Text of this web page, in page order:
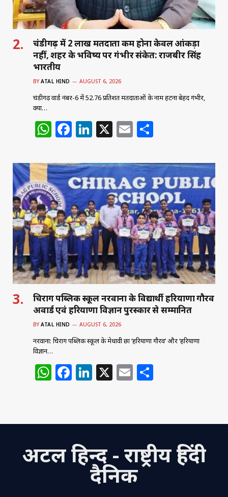
चंडीगढ़ में 2 लाख मतदाता कम होना केवल आंकड़ा
नहीं, शहर के भविष्य पर गंभीर संकेत: राजबीर सिंह
भारतीय
BY ATAL HIND AUGUST 6, 2026
चंडीगढ़ वार्ड नंबर-6 में 52.76 प्रतिशत मतदाताओं के नाम हटना बेहद गंभीर,
क्या…
W
at
s
A
p
p
F
c
e
b
o
o
k
Li
k
e
dI
n
X E
ai
l
ar
e
चिराग पब्लिक स्कूल नरवाना के विद्यार्थी हरियाणा गौरव
अवार्ड एवं हरियाणा विज्ञान पुरस्कार से सम्मानित
BY ATAL HIND AUGUST 6, 2026
नरवाना: चिराग पब्लिक स्कूल के मेधावी छात्र ‘हरियाणा गौरव’ और ‘हरियाणा
विज्ञान…
W
s
p
p
F
e
o
o
Li
e
n
X E
l e
अटल हिन्द - राष्ट्रीय हिंदी
दैनिक